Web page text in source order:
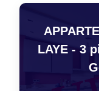
LAYE - 3